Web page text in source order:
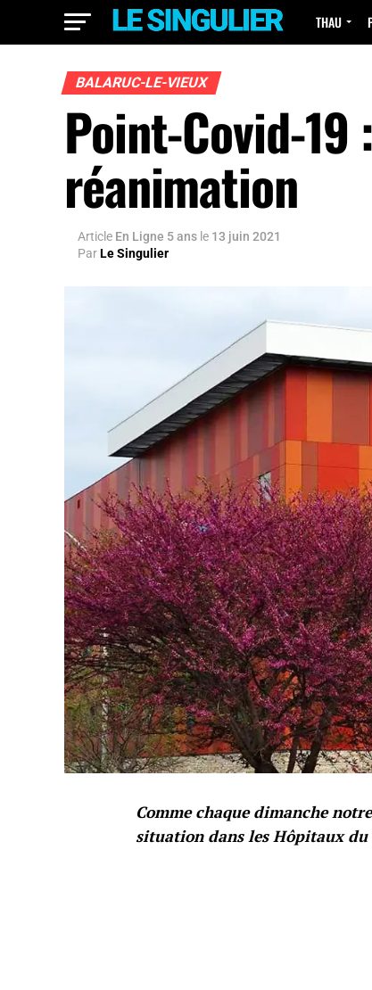
THAU
BALARUC-LE-VIEUX
Point-Covid-
réanimation
Article En Ligne 5 ans le 13 juin 2021
ParLe Singulier
Comme chaque dimanche
situation dans les Hôpitaux du